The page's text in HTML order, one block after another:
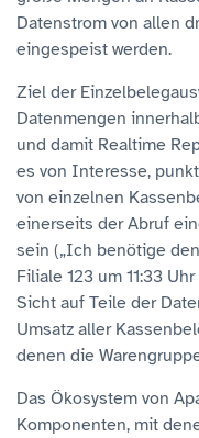
Datenstrom von allen
eingespeist werden.
Ziel der
Datenmengen
und damit Realtime
es von Interesse,
von einzelnen
einerseits der Abruf
sein („Ich benötige
Filiale 123 um 11:33
Sicht auf Teile der
Umsatz aller
denen die
Das Ökosystem von
Komponenten, mit